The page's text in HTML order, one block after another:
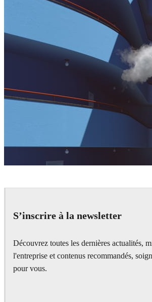
S’inscrire à la newsletter
Découvrez toutes les dernières actualités,
l'entreprise et contenus recommandés,
pour vous.